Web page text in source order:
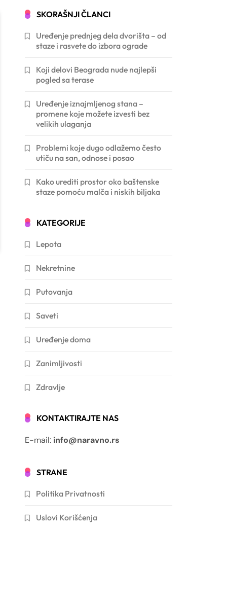
SKORAŠNJI ČLANCI
Uređenje prednjeg dela dvorišta – od
staze i rasvete do izbora ograde
Koji delovi Beograda nude najlepši
pogled sa terase
Uređenje iznajmljenog stana –
promene koje možete izvesti bez
velikih ulaganja
Problemi koje dugo odlažemo često
utiču na san, odnose i posao
Kako urediti prostor oko baštenske
staze pomoću malča i niskih biljaka
KATEGORIJE
Lepota
Nekretnine
Putovanja
Saveti
Uređenje doma
Zanimljivosti
Zdravlje
KONTAKTIRAJTE NAS
E-mail: info@naravno.rs
STRANE
Politika Privatnosti
Uslovi Korišćenja